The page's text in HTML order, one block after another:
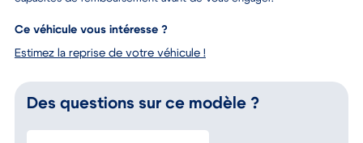
Des questions sur ce modèle ?